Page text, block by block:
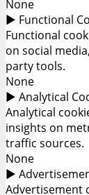
None
► Functional
Functional
on social
party tools.
None
► Analytical
Analytical
insights on
traffic sources.
None
►
Advertisement